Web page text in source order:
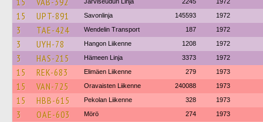
15 UPT-891 Savonlinja 145593 1972
3 TAE-424 Wendelin Transport 187 1972
3 UYH-78 Hangon Liikenne 1208 1972
3 HAS-215 Hämeen Linja 3373 1972
15 REK-683 Elimäen Liikenne 279 1973
15 VAN-725 Oravaisten Liikenne 240088 1973
15 HBB-615 Pekolan Liikenne 328 1973
3 OAE-603 Mörö 274 1973